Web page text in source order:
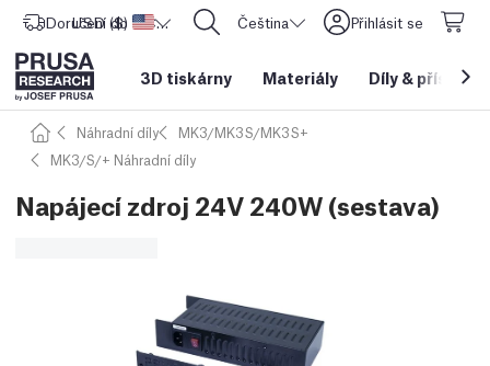
Doručení do Spojené státy americké
USD ($) CORE One L: Nyní skladem! Čeština Přihlásit se
3D tiskárny Materiály Díly &
Náhradní díly
MK3/MK3S/MK3S+
MK3/S/+ Náhradní díly
Napájecí zdroj 24V 240W (sestava)